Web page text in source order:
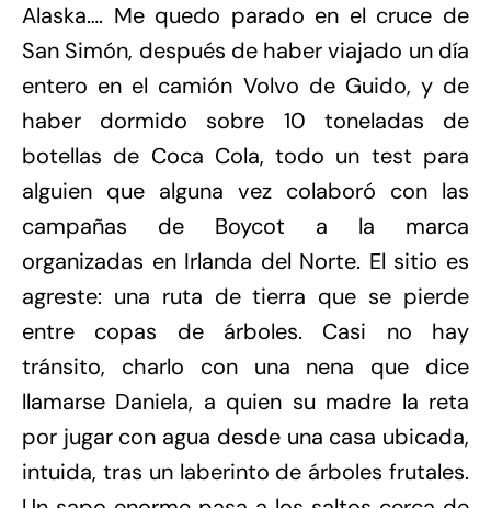
Alaska…. Me quedo parado en el cruce de
San Simón, después de haber viajado un día
entero en el camión Volvo de Guido, y de
haber dormido sobre 10 toneladas de
botellas de Coca Cola, todo un test para
alguien que alguna vez colaboró con las
campañas de Boycot a la marca
organizadas en Irlanda del Norte. El sitio es
agreste: una ruta de tierra que se pierde
entre copas de árboles. Casi no hay
tránsito, charlo con una nena que dice
llamarse Daniela, a quien su madre la reta
por jugar con agua desde una casa ubicada,
intuida, tras un laberinto de árboles frutales.